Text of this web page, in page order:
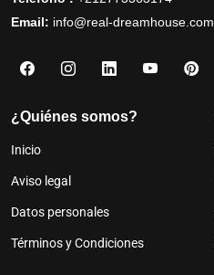
Email: info@real-dreamhouse.com
¿Quiénes somos?
Inicio
Aviso legal
Datos personales
Términos y Condiciones